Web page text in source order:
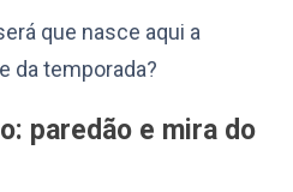
que nasce aqui a
da temporada?
paredão e mira do